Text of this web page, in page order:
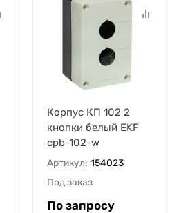
Корпус КП 102 2
кнопки белый EKF
cpb-102-w
Артикул: 154023
Под заказ
По запросу